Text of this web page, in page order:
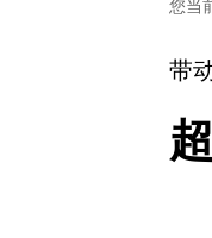
您当
带